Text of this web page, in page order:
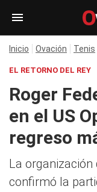
Inicio Ovación Tenis
EL RETORNO DEL REY
Roger
en el US
regreso
La
confirmó la